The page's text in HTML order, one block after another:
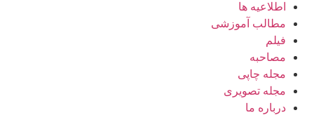
اطلاعیه ها
مطالب آموزشی
فیلم
مصاحبه
مجله چاپی
مجله تصویری
درباره ما